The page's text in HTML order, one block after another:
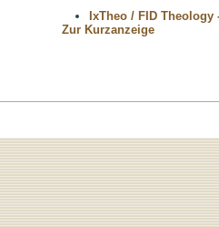
IxTheo / FID Theology
Zur Kurzanzeige